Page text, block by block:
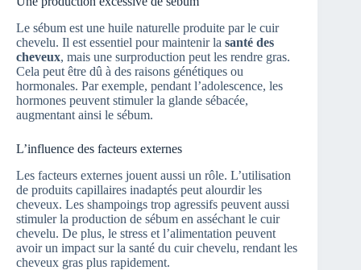
Le sébum est une huile naturelle produite par le cuir
chevelu. Il est essentiel pour maintenir la santé des
cheveux, mais une surproduction peut les rendre gras.
Cela peut être dû à des raisons génétiques ou
hormonales. Par exemple, pendant l’adolescence, les
hormones peuvent stimuler la glande sébacée,
augmentant ainsi le sébum.
L’influence des facteurs externes
Les facteurs externes jouent aussi un rôle. L’utilisation
de produits capillaires inadaptés peut alourdir les
cheveux. Les shampoings trop agressifs peuvent aussi
stimuler la production de sébum en asséchant le cuir
chevelu. De plus, le stress et l’alimentation peuvent
avoir un impact sur la santé du cuir chevelu, rendant les
cheveux gras plus rapidement.